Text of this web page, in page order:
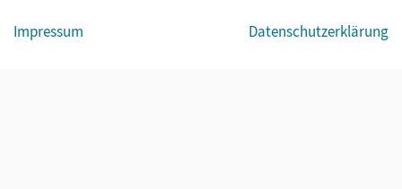
© Cornelsen Verlag 2026
Impressum Datenschutzerklärung